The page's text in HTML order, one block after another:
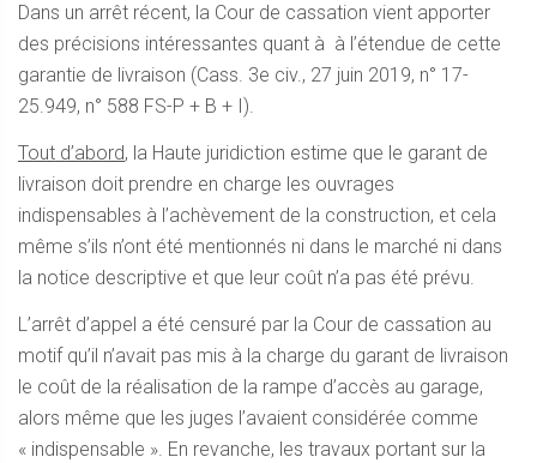
Dans un arrêt récent, la Cour de cassation vient apporter
des précisions intéressantes quant à à l’étendue de cette
garantie de livraison (Cass. 3e civ., 27 juin 2019, n° 17-
25.949, n° 588 FS-P + B + I).
Tout d’abord, la Haute juridiction estime que le garant de
livraison doit prendre en charge les ouvrages
indispensables à l’achèvement de la construction, et cela
même s’ils n’ont été mentionnés ni dans le marché ni dans
la notice descriptive et que leur coût n’a pas été prévu.
L’arrêt d’appel a été censuré par la Cour de cassation au
motif qu’il n’avait pas mis à la charge du garant de livraison
le coût de la réalisation de la rampe d’accès au garage,
alors même que les juges l’avaient considérée comme
« indispensable ». En revanche, les travaux portant sur la